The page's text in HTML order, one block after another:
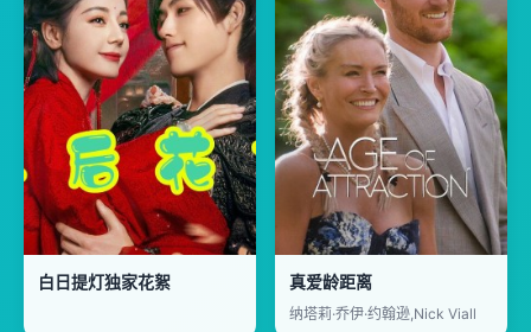
白日提灯独家花絮 真爱龄距离
纳塔莉·乔伊·约翰逊,Nick Viall